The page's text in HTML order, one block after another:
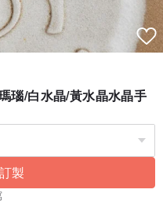
瑙/白水晶/黃水晶水晶手
製